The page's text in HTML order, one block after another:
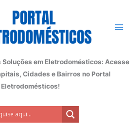
Soluções em Eletrodomésticos: Acesse
Cidades e Bairros no Portal
Eletrodomésticos!